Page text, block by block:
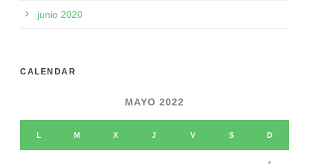
junio 2020
CALENDAR
MAYO 2022
L M X J V S D